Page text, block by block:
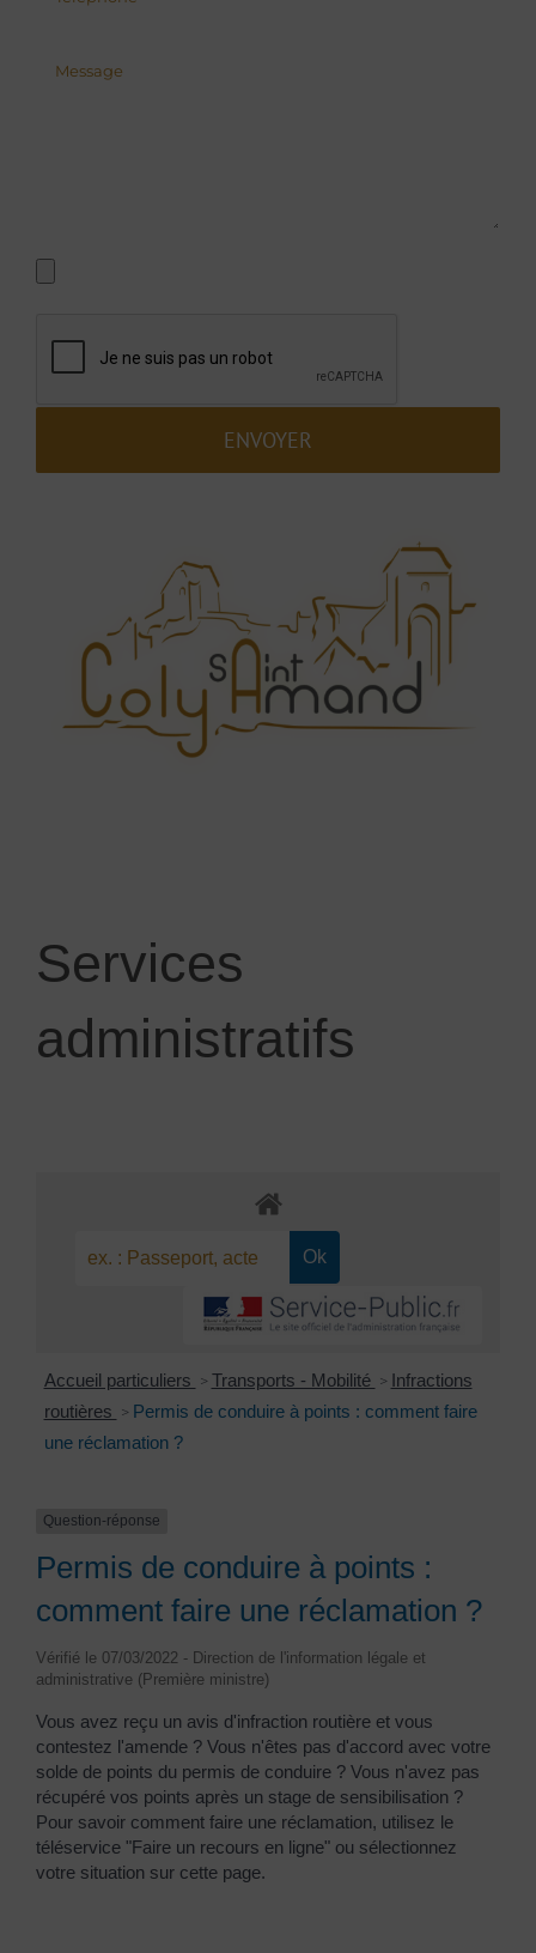
Services
administratifs
Accueil particuliers > Transports - Mobilité > Infractions
routières > Permis de conduire à points : comment faire
une réclamation ?
Question-réponse
Permis de conduire à points :
comment faire une réclamation ?
Vérifié le 07/03/2022 - Direction de l'information légale et
administrative (Première ministre)
Vous avez reçu un avis d'infraction routière et vous
contestez l'amende ? Vous n'êtes pas d'accord avec votre
solde de points du permis de conduire ? Vous n'avez pas
récupéré vos points après un stage de sensibilisation ?
Pour savoir comment faire une réclamation, utilisez le
téléservice "Faire un recours en ligne" ou sélectionnez
votre situation sur cette page.